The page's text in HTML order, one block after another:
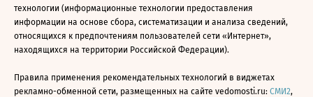
технологии (информационные технологии предоставления
информации на основе сбора, систематизации и анализа сведений,
относящихся к предпочтениям пользователей сети «Интернет»,
находящихся на территории Российской Федерации).
Правила применения рекомендательных технологий в виджетах
рекламно-обменной сети, размещенных на сайте vedomosti.ru: СМИ2,